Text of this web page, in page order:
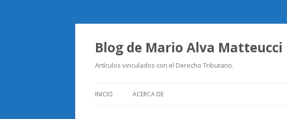
Blog de Mario Alva Matteucci
Artículos vinculados con el Derecho Tributario.
INICIO ACERCA DE